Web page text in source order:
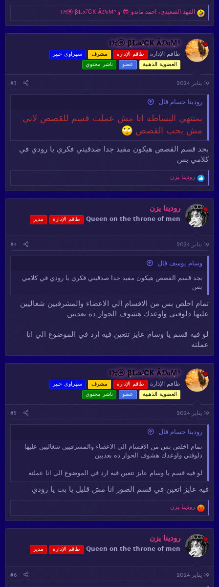
ت
ا
ع
ل
ت
الفهد الصعيدي، احمد ماندو 😎 و 𝔱𝓗ⓔ β𝐋𝓪℃Ҝ Ã𝓓𝔞Ｍˢ
𝔱𝓗ⓔ β𝐋𝓪℃Ҝ Ã𝓓𝔞Ｍˢ
طاقم الإدارة طاقم الإدارة مشرف
سهراوي خبير
العضوية الذهبية
عضو ناشر محتوي
19 يناير 2024 #3
رودينا حسام قال:
بمنتهي البساطه انا مش عملت قسم للقصص لاني
مش بحب القصص
بجد قسم القصص هيكون مفيد جدا صدقيني فكري يا رودي في
كلامي بس
ا
ت
ف
ا
ع
ل
:
رودينا يزن
رودينا يزن
𝗤𝘂𝗲𝗲𝗻 𝗼𝗻 𝘁𝗵𝗲 𝘁𝗵𝗿𝗼𝗻𝗲 𝗼𝗳 𝗺𝗲𝗻 طاقم الإدارة مدير
19 يناير 2024 #4
وسام يوسف قال:
بجد قسم القصص هيكون مفيد جدا صدقيني فكري يا رودي في كلامي
بس
تمام اخلص بس من الاقسام الي الاعضاء والمشرفيين شغاليين
عليها دلوقتي واوعدك هشوف الحوار ده بعديين
لو فيه قسم يا وسام عايز تتعين فيه ارد في الموضوع الي انا
عملته
𝔱𝓗ⓔ β𝐋𝓪℃Ҝ Ã𝓓𝔞Ｍˢ
طاقم الإدارة طاقم الإدارة مشرف
سهراوي خبير
العضوية الذهبية
عضو ناشر محتوي
19 يناير 2024 #5
رودينا حسام قال:
تمام اخلص بس من الاقسام الي الاعضاء والمشرفيين شغاليين عليها
دلوقتي واوعدك هشوف الحوار ده بعديين
لو فيه قسم يا وسام عايز تتعين فيه ارد في الموضوع الي انا عملته
فيه عايز اتعين في قسم الصور انا مش قليل يا بت يا رودي
ا
ت
ا
ع
ل
:
رودينا يزن
رودينا يزن
𝗤𝘂𝗲𝗲𝗻 𝗼𝗻 𝘁𝗵𝗲 𝘁𝗵𝗿𝗼𝗻𝗲 𝗼𝗳 𝗺𝗲𝗻 طاقم الإدارة مدير
19 يناير 2024 #6